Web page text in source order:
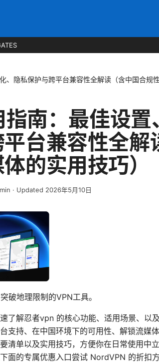
、隐私保护与跨平台兼容性全解读（含中国合规
南：最佳设置
台兼容性全
的实用技巧）
min · Updated 2026年5月10日
破地理限制的VPN工具。
了解忍者vpn 的核心功能、适用场景、以
支持、在中国环境下的可用性、解锁流媒
清单以及实用技巧，方便你在日常使用中
面的专属优惠入口尝试 NordVPN 的折扣